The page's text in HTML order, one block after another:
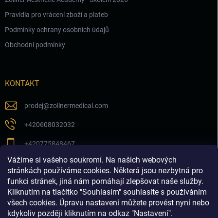
Vážíme si vašeho soukromí. Na našich webových
stránkách používáme cookies. Některá jsou nezbytná pro
funkci stránek, jiná nám pomáhají zlepšovat naše služby.
Kliknutím na tlačítko "Souhlasím" souhlasíte s používáním
všech cookies. Úpravu nastavení můžete provést nyní nebo
kdykoliv později kliknutím na odkaz "Nastavení".
Pravidla pro vrácení zboží a plateb
Podmínky ochrany osobních údajů
Obchodní podmínky
KONTAKT
prodej@zollnermedical.com
+420608032032
+420775848467
Sledujte nás na našem FB profilu
zollnermedical_eu